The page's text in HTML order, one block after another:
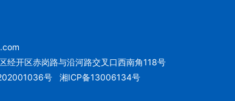
经开区赤岗路与沿河路交叉口西南角118号
号
湘ICP备13006134号